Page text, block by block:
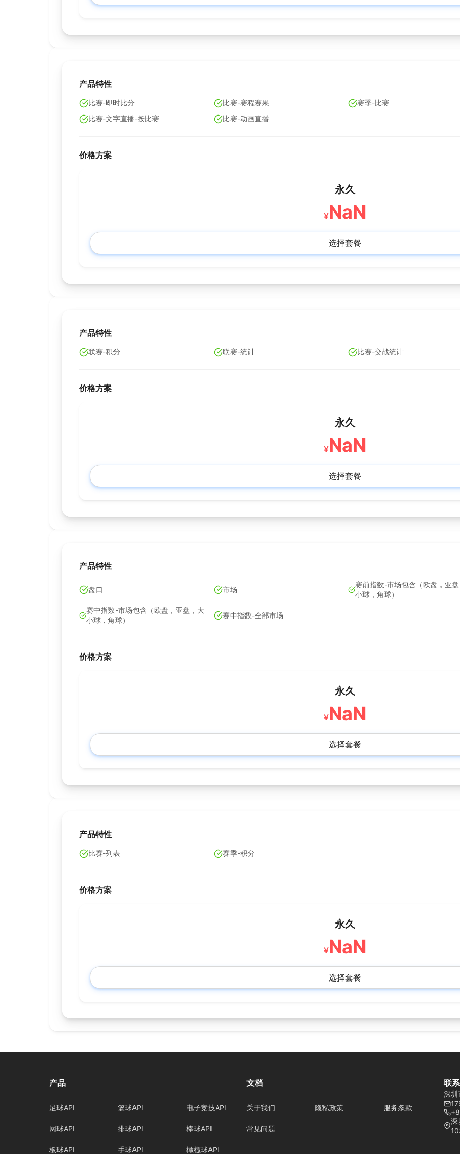
产品特性
比赛-即时比分 比赛-赛程赛果
赛季-比赛
比赛-文字直播-按比赛
比赛-动画直播
价格方案
永久
¥NaN
选择套餐
产品特性
联赛-积分 联赛-统计 比赛-交战统计
价格方案
永久
¥NaN
选择套餐
产品特性
盘口 市场
赛前指数-市场包含（欧盘，亚
小球，角球）
赛中指数-市场包含（欧盘，亚盘，大
小球，角球）
赛中指数-全部市场
价格方案
永久
¥NaN
选择套餐
产品特性
比赛-列表 赛季-积分
价格方案
永久
¥NaN
选择套餐
产品
足球API 篮球API 电子竞技API
网球API 排球API 棒球API
板球API 手球API 橄榄球API
文档
关于我们 隐私政策 服务条款
常见问题
联
深圳
深